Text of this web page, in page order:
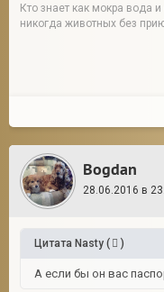
Кто знает как мокра вода
никогда животных без
Bogdan
28.06.2016 в
Цитата Nasty ( )
А если бы он вас